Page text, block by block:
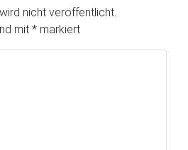
nicht veröffentlicht.
mit * markiert